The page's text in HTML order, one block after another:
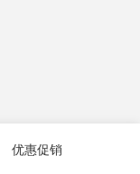
优惠促销